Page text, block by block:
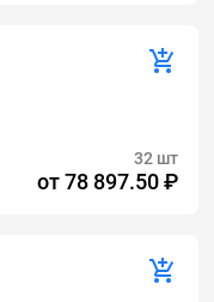
32 шт
от78 897.50 ₽